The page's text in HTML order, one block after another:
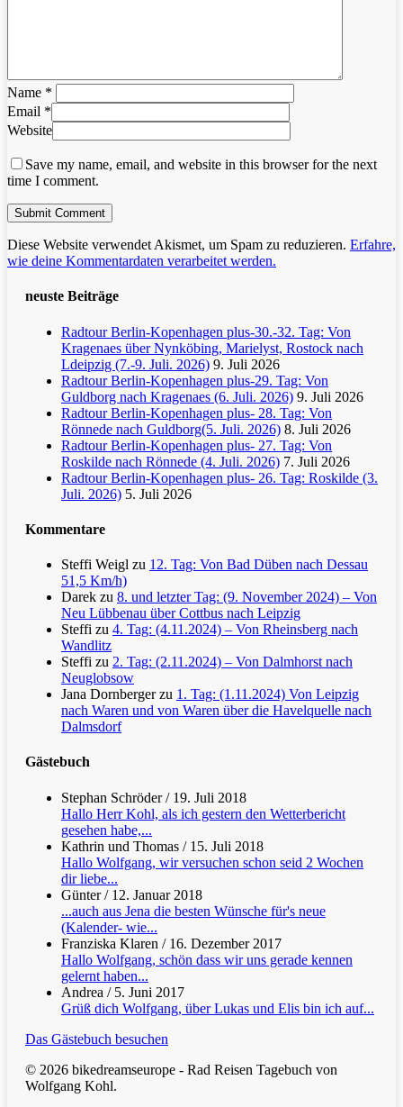
Name *
Email *
Website
Save my name, email, and website in this browser for the next
time I comment.
Diese Website verwendet Akismet, um Spam zu reduzieren. Erfahre,
wie deine Kommentardaten verarbeitet werden.
neuste Beiträge
Radtour Berlin-Kopenhagen plus-30.-32. Tag: Von
Kragenaes über Nynköbing, Marielyst, Rostock nach
Ldeipzig (7.-9. Juli. 2026) 9. Juli 2026
Radtour Berlin-Kopenhagen plus-29. Tag: Von
Guldborg nach Kragenaes (6. Juli. 2026) 9. Juli 2026
Radtour Berlin-Kopenhagen plus- 28. Tag: Von
Rönnede nach Guldborg(5. Juli. 2026) 8. Juli 2026
Radtour Berlin-Kopenhagen plus- 27. Tag: Von
Roskilde nach Rönnede (4. Juli. 2026) 7. Juli 2026
Radtour Berlin-Kopenhagen plus- 26. Tag: Roskilde (3.
Juli. 2026) 5. Juli 2026
Kommentare
Steffi Weigl zu 12. Tag: Von Bad Düben nach Dessau
51,5 Km/h)
Darek zu 8. und letzter Tag: (9. November 2024) – Von
Neu Lübbenau über Cottbus nach Leipzig
Steffi zu 4. Tag: (4.11.2024) – Von Rheinsberg nach
Wandlitz
Steffi zu 2. Tag: (2.11.2024) – Von Dalmhorst nach
Neuglobsow
Jana Dornbergerzu 1. Tag: (1.11.2024) Von Leipzig
nach Waren und von Waren über die Havelquelle nach
Dalmsdorf
Gästebuch
Stephan Schröder/ 19. Juli 2018
Hallo Herr Kohl, als ich gestern den Wetterbericht
gesehen habe,...
Kathrin und Thomas / 15. Juli 2018
Hallo Wolfgang, wir versuchen schon seid 2 Wochen
dir liebe...
Günter/ 12. Januar 2018
...auch aus Jena die besten Wünsche für's neue
(Kalender- wie...
Franziska Klaren / 16. Dezember 2017
Hallo Wolfgang, schön dass wir uns gerade kennen
gelernt haben...
Andrea / 5. Juni 2017
Grüß dich Wolfgang, über Lukas und Elis bin ich auf...
Das Gästebuch besuchen
© 2026 bikedreamseurope - Rad Reisen Tagebuch von
Wolfgang Kohl.